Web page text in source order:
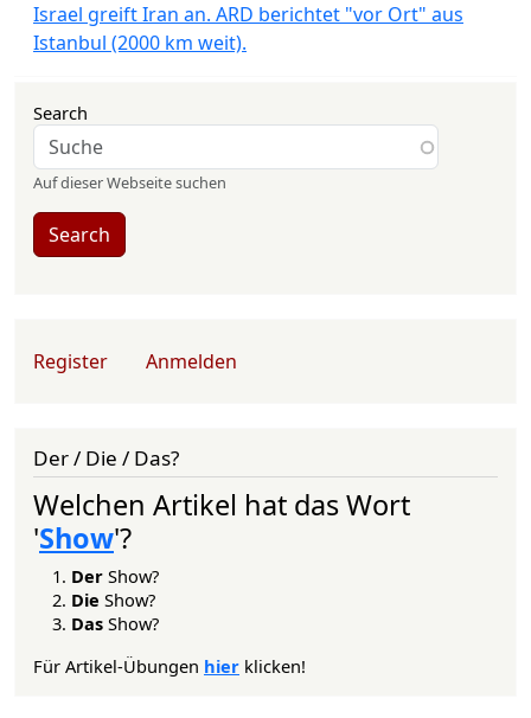
Israel greift Iran an. ARD berichtet "vor Ort" aus
Istanbul (2000 km weit).
Search
Auf dieser Webseite suchen
Search
User account menu
Register Anmelden
Der / Die / Das?
Welchen Artikel hat das Wort
'Show'?
Der Show?
Die Show?
Das Show?
Für Artikel-Übungen hier klicken!